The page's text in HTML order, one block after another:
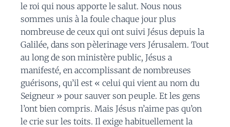
le roi qui nous apporte le salut. Nous nous
sommes unis à la foule chaque jour plus
nombreuse de ceux qui ont suivi Jésus depuis la
Galilée, dans son pèlerinage vers Jérusalem. Tout
au long de son ministère public, Jésus a
manifesté, en accomplissant de nombreuses
guérisons, qu’il est « celui qui vient au nom du
Seigneur » pour sauver son peuple. Et les gens
l’ont bien compris. Mais Jésus n’aime pas qu’on
le crie sur les toits. Il exige habituellement la